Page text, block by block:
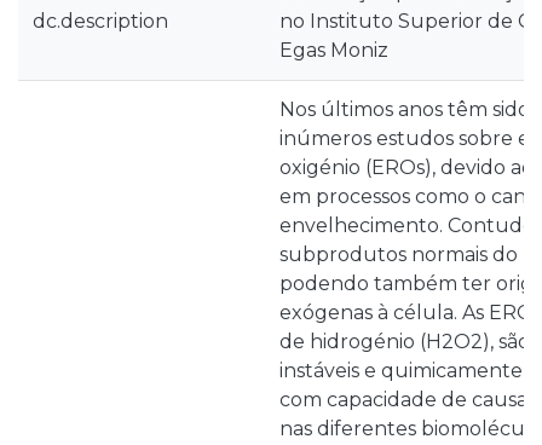
dc.description
no Instituto Superior de
Egas Moniz
Nos últimos anos têm sido
inúmeros estudos sobre
oxigénio (EROs), devido
em processos como o
envelhecimento. Contudo,
subprodutos normais do
podendo também ter
exógenas à célula. As
de hidrogénio (H2O2), são
instáveis e quimicamente
com capacidade de causar
nas diferentes